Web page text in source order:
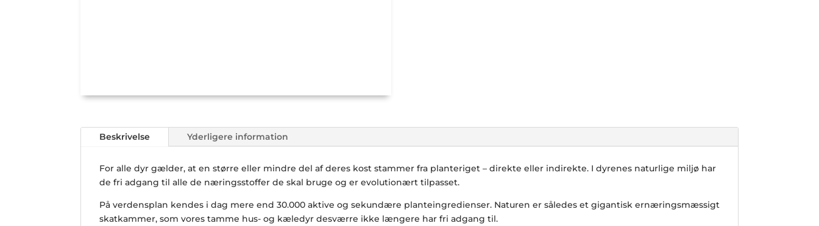
Beskrivelse Yderligere information
For alle dyr gælder, at en større eller mindre del af deres kost stammer fra planteriget – direkte eller indirekte. I dyrenes naturlige miljø har
de fri adgang til alle de næringsstoffer de skal bruge og er evolutionært tilpasset.
På verdensplan kendes i dag mere end 30.000 aktive og sekundære planteingredienser. Naturen er således et gigantisk ernæringsmæssigt
skatkammer, som vores tamme hus- og kæledyr desværre ikke længere har fri adgang til.